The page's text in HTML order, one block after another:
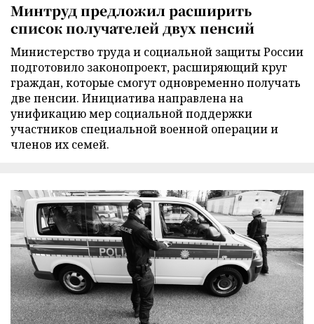
Минтруд предложил расширить
список получателей двух пенсий
Министерство труда и социальной защиты России
подготовило законопроект, расширяющий круг
граждан, которые смогут одновременно получать
две пенсии. Инициатива направлена на
унификацию мер социальной поддержки
участников специальной военной операции и
членов их семей.